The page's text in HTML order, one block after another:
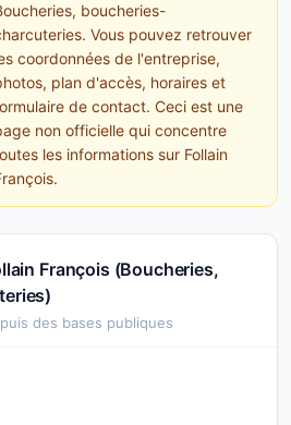
boucheries-
Vous pouvez retrouver
coordonnées de l'entreprise,
plan d'accès, horaires et
de contact. Ceci est une
non officielle qui concentre
les informations sur Follain
François (Boucheries,
des bases publiques